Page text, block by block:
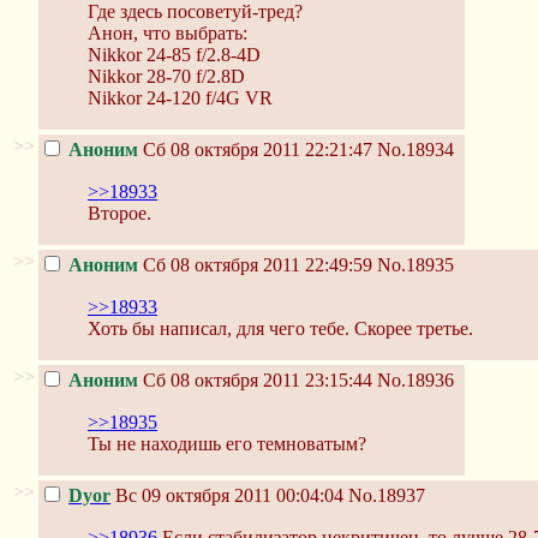
Где здесь посоветуй-тред?
Анон, что выбрать:
Nikkor 24-85 f/2.8-4D
Nikkor 28-70 f/2.8D
Nikkor 24-120 f/4G VR
>> Аноним Сб 08 октября 2011 22:21:47 No.18934
>>18933
Второе.
>> Аноним Сб 08 октября 2011 22:49:59 No.18935
>>18933
Хоть бы написал, для чего тебе. Скорее третье.
>> Аноним Сб 08 октября 2011 23:15:44 No.18936
>>18935
Ты не находишь его темноватым?
>> Dyor Вс 09 октября 2011 00:04:04 No.18937